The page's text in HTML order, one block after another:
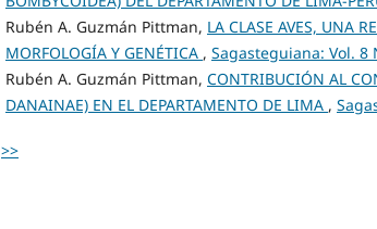
Rubén A. Guzmán Pittman, LA CLASE AVES, UNA
MORFOLOGÍA Y GENÉTICA , Sagasteguiana: Vol. 8
Rubén A. Guzmán Pittman, CONTRIBUCIÓN AL
DANAINAE) EN EL DEPARTAMENTO DE LIMA ,
>>